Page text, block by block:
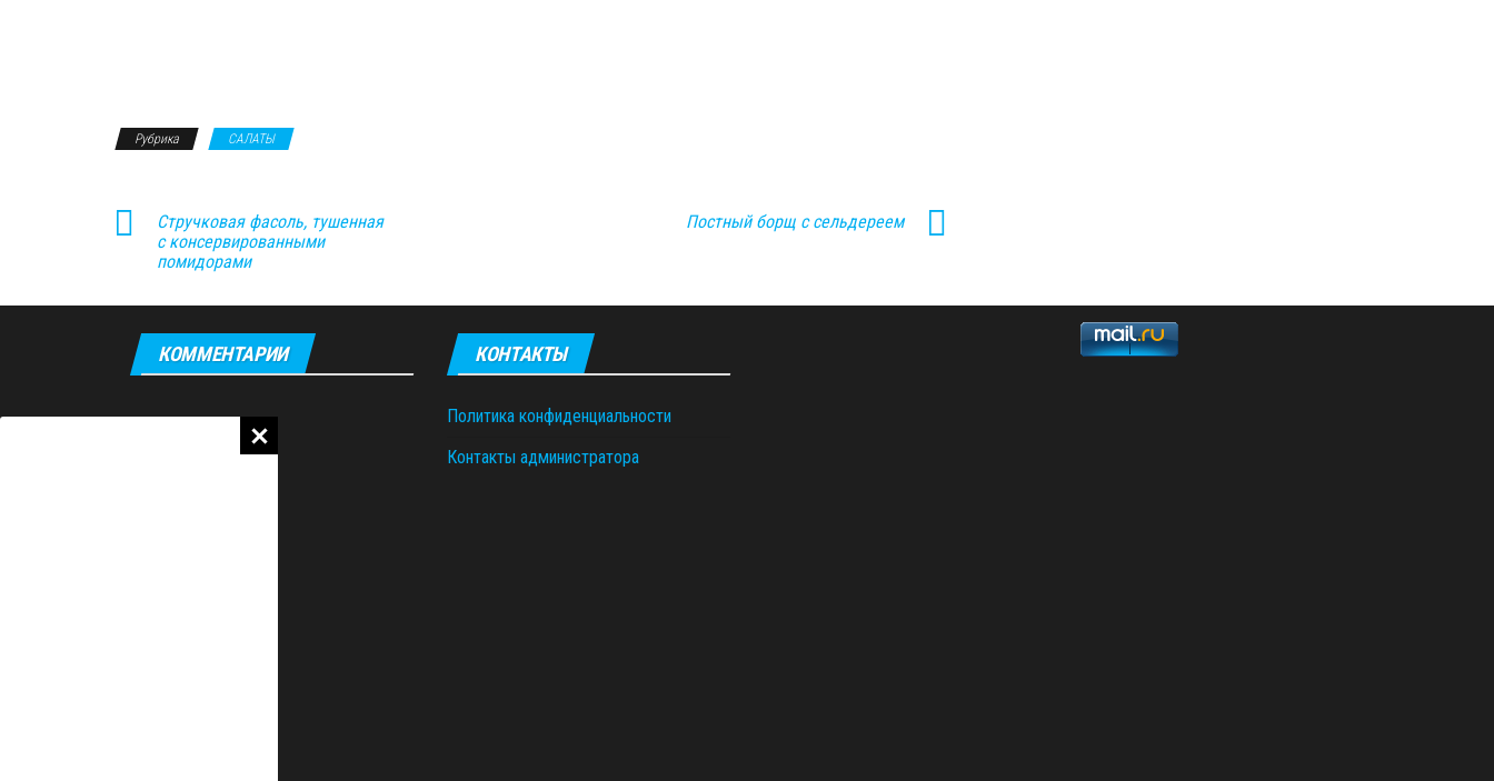
Рубрика САЛАТЫ
Стручковая фасоль, тушенная
с консервированными
помидорами
Постный борщ с сельдереем
КОММЕНТАРИИ КОНТАКТЫ
Политика конфиденциальности
Контакты администратора